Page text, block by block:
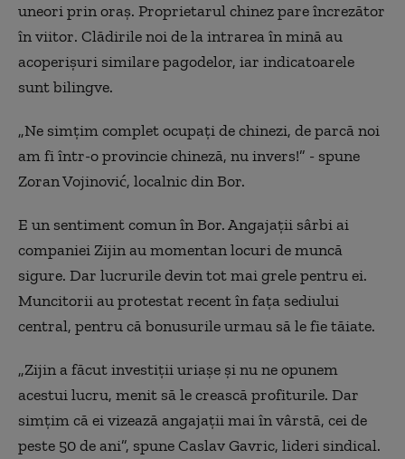
uneori prin oraș. Proprietarul chinez pare încrezător
în viitor. Clădirile noi de la intrarea în mină au
acoperișuri similare pagodelor, iar indicatoarele
sunt bilingve.
„Ne simțim complet ocupați de chinezi, de parcă noi
am fi într-o provincie chineză, nu invers!” - spune
Zoran Vojinović, localnic din Bor.
E un sentiment comunîn Bor. Angajații sârbi ai
companiei Zijin au momentan locuri de muncă
sigure. Dar lucrurile devin tot mai grele pentru ei.
Muncitorii au protestat recent în fața sediului
central, pentru că bonusurile urmau să le fie tăiate.
„Zijin a făcut investiții uriașe și nu ne opunem
acestui lucru, menit să le creascăprofiturile. Dar
simțim că ei vizează angajații mai în vârstă, cei de
peste 50 de ani”, spune Caslav Gavric, lideri sindical.